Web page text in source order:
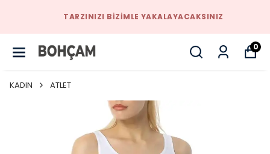
TARZINIZI BIZIMLE YAKALAYACAKSINIZ
0
KADIN ATLET